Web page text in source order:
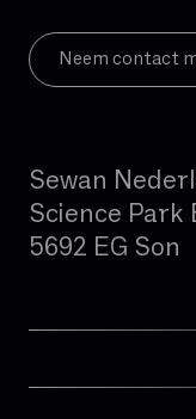
Hosted
Hybride
IPv4
Neem contact
Sewan
Science Park
5692 EG Son